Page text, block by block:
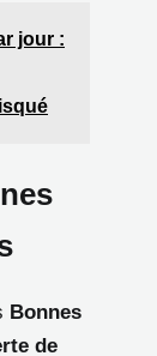
jour :
Bonnes
de